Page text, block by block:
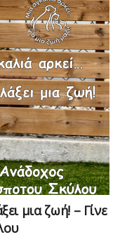
μια ζωή! – Γίνε